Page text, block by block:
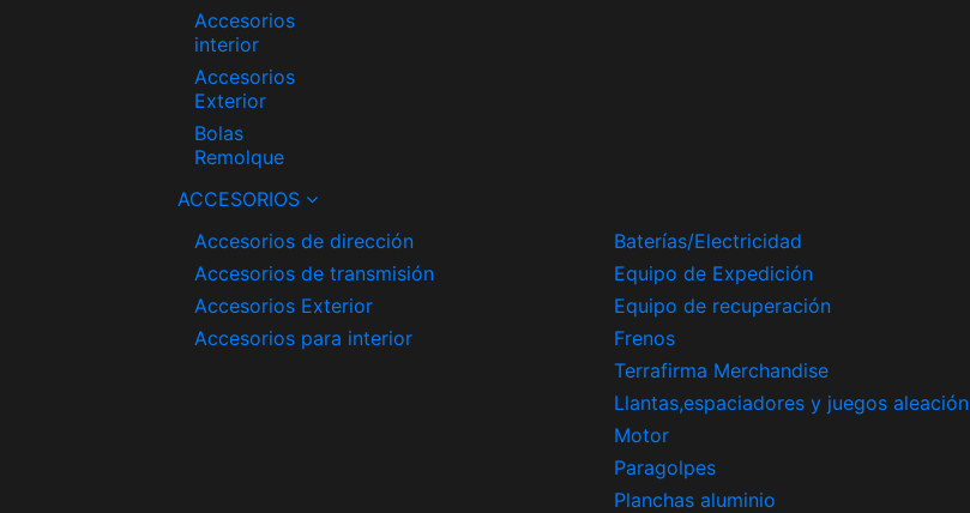
Accesorios
interior
Accesorios
Exterior
Bolas
Remolque
ACCESORIOS
Accesorios de dirección
Accesorios de transmisión
Accesorios Exterior
Accesorios para interior
Baterías/Electricidad
Equipo de Expedición
Equipo de recuperación
Frenos
Terrafirma Merchandise
Llantas,espaciadores y juegos aleación
Motor
Paragolpes
Planchas aluminio